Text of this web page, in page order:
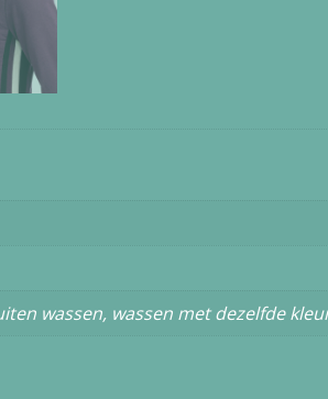
wassen, wassen met dezelfde